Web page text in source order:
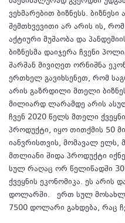
ვეხმარებით ბიზნესს.
შემთხვევითი არ არის ის,
აქტიური მუშაობა და
ბიზნესმა დაიჯერა ჩვენი
შარშან მივიღეთ ორნიშნა
ერთხელ გავიხსენეთ, რომ
არის გაზრდილი მთელი
მილიარდ ლარამდე არის
ჩვენ 2020 წელს მთელი
პროდუქტი, იყო თითქმის 50
იანვრისთვის, მომავალ ელს,
მთლიანი შიდა პროდუქტი
სულ რაღაც ორ წელიწადში
ქვეყნის ეკონომიკა. ეს
დოლარში. ერთ სულ
7500 დოლარი გახდება, რაც